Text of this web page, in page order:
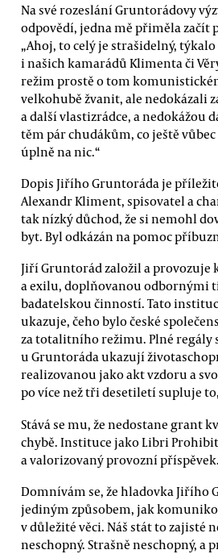
Na své rozeslání Gruntorádovy
odpovědí, jedna mě přiměla začít
„Ahoj, to celý je strašidelný,
i našich kamarádů Klimenta či
režim prostě o tom
velkohubě žvanit, ale nedokázali
a další vlastizrádce, a nedokážou
těm pár chudákům, co ještě
úplně na nic.“
Dopis Jiřího Gruntoráda je
Alexandr Kliment, spisovatel a
tak nízký důchod, že si nemohl
byt. Byl odkázán na pomoc
Jiří Gruntorád založil a provozuje
a exilu, doplňovanou odbornými
badatelskou činností. Tato
ukazuje, čeho bylo české
za totalitního režimu. Plné regály
u Gruntoráda ukazují
realizovanou jako akt vzdoru a
po více než tři desetiletí supluje
Stává se mu, že nedostane grant
chybě. Instituce jako Libri
a valorizovaný provozní příspěvek.
Domnívám se, že hladovka Jiřího
jediným způsobem, jak
v důležité věci. Náš stát to zajisté
neschopný. Strašně neschopný, a